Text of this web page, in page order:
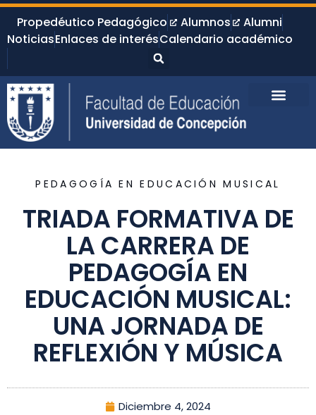
Propedéutico Pedagógico Alumnos
Alumni
NoticiasEnlaces de interésCalendario académico
PEDAGOGÍA EN EDUCACIÓN MUSICAL
TRIADA FORMATIVA DE
LA CARRERA DE
PEDAGOGÍA EN
EDUCACIÓN MUSICAL:
UNA JORNADA DE
REFLEXIÓN Y MÚSICA
Diciembre 4, 2024